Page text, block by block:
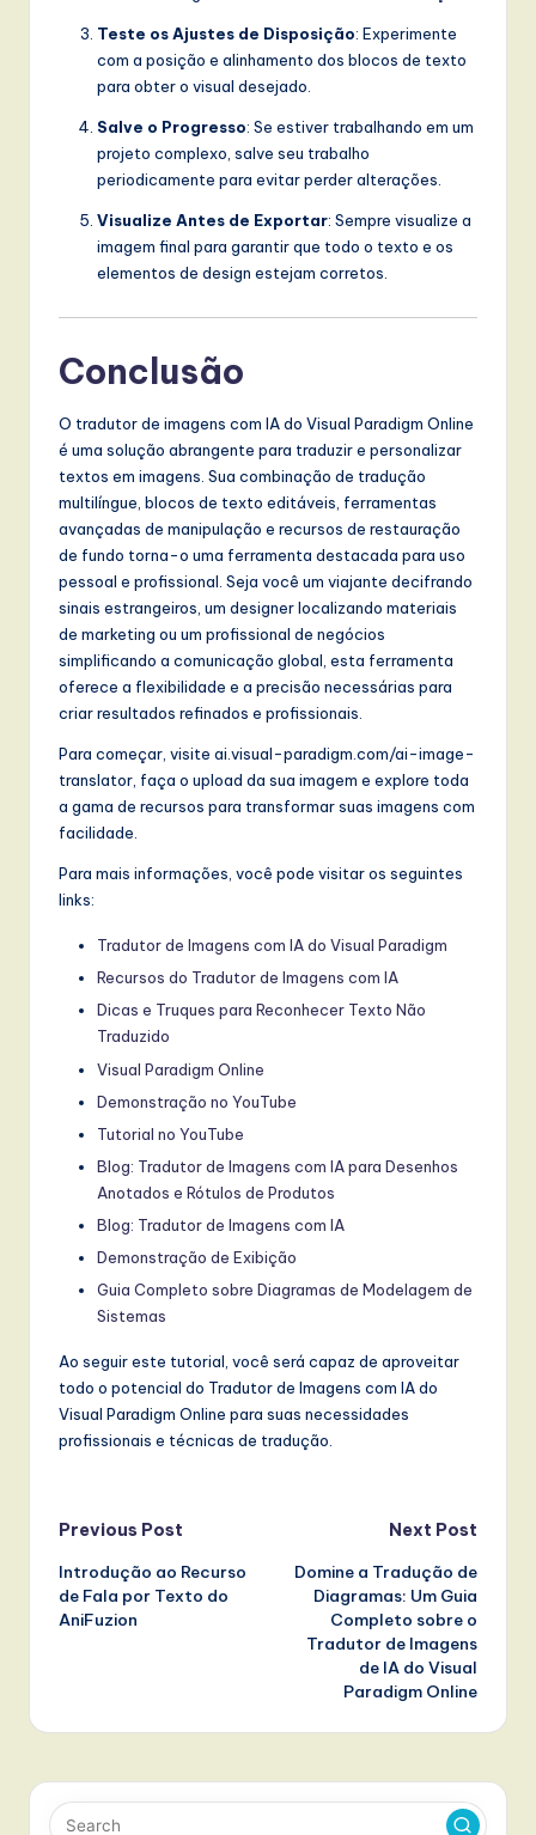
Teste os Ajustes de Disposição: Experimente
com a posição e alinhamento dos blocos de texto
para obter o visual desejado.
Salve o Progresso: Se estiver trabalhando em um
projeto complexo, salve seu trabalho
periodicamente para evitar perder alterações.
Visualize Antes de Exportar: Sempre visualize a
imagem final para garantir que todo o texto e os
elementos de design estejam corretos.
Conclusão
O tradutor de imagens com IA do Visual Paradigm Online
é uma solução abrangente para traduzir e personalizar
textos em imagens. Sua combinação de tradução
multilíngue, blocos de texto editáveis, ferramentas
avançadas de manipulação e recursos de restauração
de fundo torna-o uma ferramenta destacada para uso
pessoal e profissional. Seja você um viajante decifrando
sinais estrangeiros, um designer localizando materiais
de marketing ou um profissional de negócios
simplificando a comunicação global, esta ferramenta
oferece a flexibilidade e a precisão necessárias para
criar resultados refinados e profissionais.
Para começar, visite ai.visual-paradigm.com/ai-image-
translator, faça o upload da sua imagem e explore toda
a gama de recursos para transformar suas imagens com
facilidade.
Para mais informações, você pode visitar os seguintes
links:
Tradutor de Imagens com IA do Visual Paradigm
Recursos do Tradutor de Imagens com IA
Dicas e Truques para Reconhecer Texto Não
Traduzido
Visual Paradigm Online
Demonstração no YouTube
Tutorial no YouTube
Blog: Tradutor de Imagens com IA para Desenhos
Anotados e Rótulos de Produtos
Blog: Tradutor de Imagens com IA
Demonstração de Exibição
Guia Completo sobre Diagramas de Modelagem de
Sistemas
Ao seguir este tutorial, você será capaz de aproveitar
todo o potencial do Tradutor de Imagens com IA do
Visual Paradigm Online para suas necessidades
profissionais e técnicas de tradução.
Post
navigation
Previous Post
Introdução ao Recurso
de Fala por Texto do
AniFuzion
Next Post
Domine a Tradução de
Diagramas: Um Guia
Completo sobre o
Tradutor de Imagens
de IA do Visual
Paradigm Online